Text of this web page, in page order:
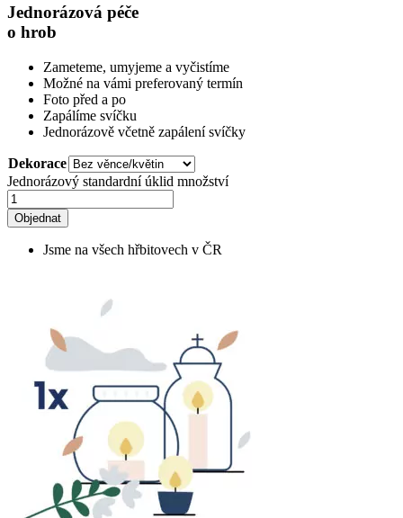
Jednorázová péče
o hrob
Zameteme, umyjeme a vyčistíme
Možné na vámi preferovaný termín
Foto před a po
Zapálíme svíčku
Jednorázově včetně zapálení svíčky
Dekorace
Jednorázový standardní úklid množství
Objednat
Jsme na všech hřbitovech v ČR